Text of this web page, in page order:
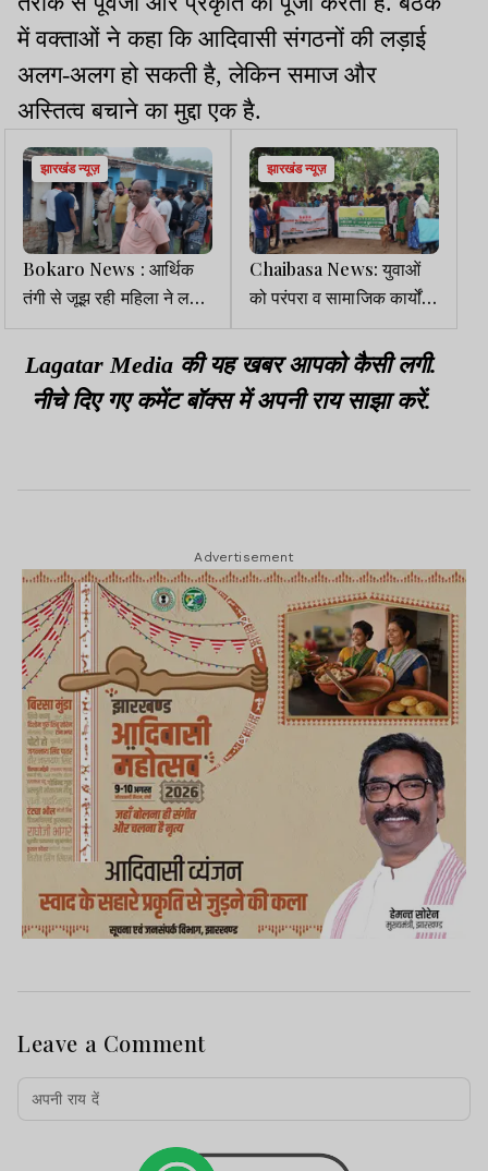
में वक्ताओं ने कहा कि आदिवासी संगठनों की लड़ाई
अलग-अलग हो सकती है, लेकिन समाज और
अस्तित्व बचाने का मुद्दा एक है.
झारखंड न्यूज़
Bokaro News : आर्थिक
तंगी से जूझ रही महिला ने लगाई
फांसी, पति बेहोश मिला
झारखंड न्यूज़
Chaibasa News: युवाओं
को परंपरा व सामाजिक कार्यों से
जोड़ने के लिए जागरूकता
कार्यक्रम
Lagatar Media की यह खबर आपको कैसी लगी.
नीचे दिए गए कमेंट बॉक्स में अपनी राय साझा करें.
Advertisement
Leave a Comment